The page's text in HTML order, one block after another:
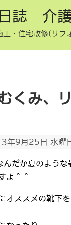
誌 介
・住宅改修(リフ
くみ、
年9月25日 水曜
んだか夏のよう
よ＾＾
オススメの靴下を